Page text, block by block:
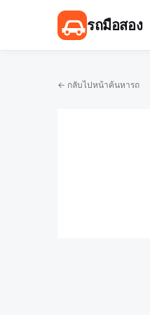
รถมือสอง
← กลับไปหน้าค้นหารถ